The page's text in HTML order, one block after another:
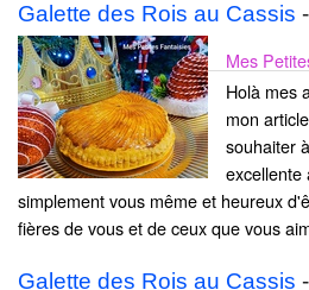
Galette des Rois au Cassis -
Mes
Holà mes
mon
souhaiter
excellente
simplement vous même et heureux
fières de vous et de ceux que vous
Galette des Rois au Cassis -